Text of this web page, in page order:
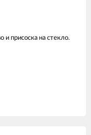
и присоска на стекло.